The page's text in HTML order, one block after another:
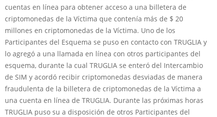
cuentas en línea para obtener acceso a una billetera de
criptomonedas de la Víctima que contenía más de $ 20
millones en criptomonedas de la Víctima. Uno de los
Participantes del Esquema se puso en contacto con TRUGLIA y
lo agregó a una llamada en línea con otros participantes del
esquema, durante la cual TRUGLIA se enteró del Intercambio
de SIM y acordó recibir criptomonedas desviadas de manera
fraudulenta de la billetera de criptomonedas de la Víctima a
una cuenta en línea de TRUGLIA. Durante las próximas horas
TRUGLIA puso su a disposición de otros Participantes del